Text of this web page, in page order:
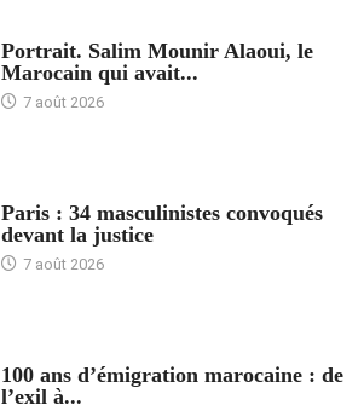
Portrait. Salim Mounir Alaoui, le
Marocain qui avait...
7 août 2026
Paris : 34 masculinistes convoqués
devant la justice
7 août 2026
100 ans d’émigration marocaine : de
l’exil à...